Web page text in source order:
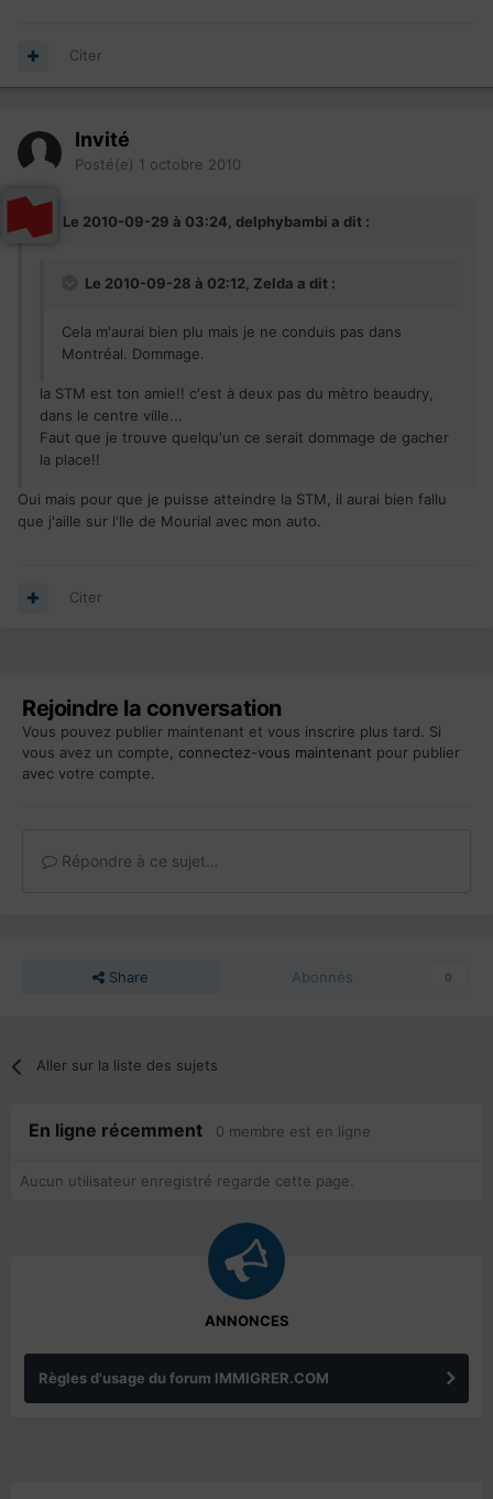
Citer
Invité
Posté(e) 1 octobre 2010
Le 2010-09-29 à 03:24, delphybambi a dit :
Le 2010-09-28 à 02:12, Zelda a dit :
Cela m'aurai bien plu mais je ne conduis pas dans
Montréal. Dommage.
la STM est ton amie!! c'est à deux pas du mètro beaudry,
dans le centre ville...
Faut que je trouve quelqu'un ce serait dommage de gacher
la place!!
Oui mais pour que je puisse atteindre la STM, il aurai bien fallu
que j'aille sur l'Ile de Mourial avec mon auto.
Citer
Rejoindre la conversation
Vous pouvez publier maintenant et vous inscrire plus tard. Si
vous avez un compte, connectez-vous maintenant pour publier
avec votre compte.
Répondre à ce sujet…
Share Abonnés 0
Aller sur la liste des sujets
En ligne récemment 0 membre est en ligne
Aucun utilisateur enregistré regarde cette page.
ANNONCES
Règles d'usage du forum IMMIGRER.COM